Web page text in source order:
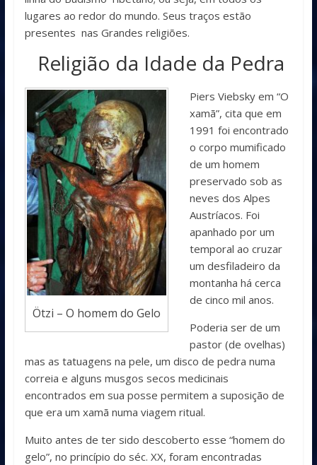
lugares ao redor do mundo. Seus traços estão
presentes nas Grandes religiões.
Religião da Idade da Pedra
Ötzi – O homem do Gelo
Piers Viebsky em “O
xamã”, cita que em
1991 foi encontrado
o corpo mumificado
de um homem
preservado sob as
neves dos Alpes
Austríacos. Foi
apanhado por um
temporal ao cruzar
um desfiladeiro da
montanha há cerca
de cinco mil anos.
Poderia ser de um
pastor (de ovelhas)
mas as tatuagens na pele, um disco de pedra numa
correia e alguns musgos secos medicinais
encontrados em sua posse permitem a suposição de
que era um xamã numa viagem ritual.
Muito antes de ter sido descoberto esse “homem do
gelo”, no princípio do séc. XX, foram encontradas